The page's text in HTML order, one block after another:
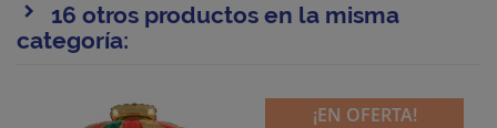
16 otros productos en la misma
categoría:
¡EN OFERTA!